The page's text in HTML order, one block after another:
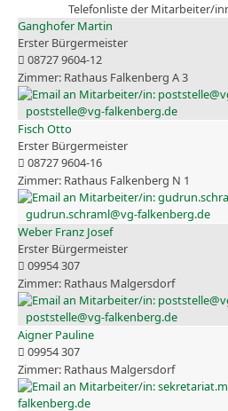
Telefonliste der Mitarbeiter/
Ganghofer Martin
Erster Bürgermeister
08727 9604-12
Rathaus Falkenberg A 3
poststelle@vg-falkenberg.de
Fisch Otto
Erster Bürgermeister
08727 9604-16
Rathaus Falkenberg N 1
gudrun.schraml@vg-falkenberg.de
Weber Franz Josef
Erster Bürgermeister
09954 307
Rathaus Malgersdorf
poststelle@vg-falkenberg.de
Aigner Pauline
09954 307
Rathaus Malgersdorf